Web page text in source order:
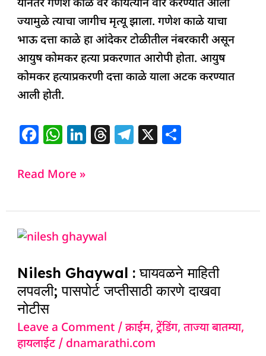
यानंतर गणेश काळे वर कोयत्याने वार करण्यात आला
ज्यामुळे त्याचा जागीच मृत्यू झाला. गणेश काळे याचा
भाऊ दत्ता काळे हा आंदेकर टोळीतील नंबरकारी असून
आयुष कोमकर हत्या प्रकरणात आरोपी होता. आयुष
कोमकर हत्याप्रकरणी दत्ता काळे याला अटक करण्यात
आली होती.
F
c
b
o
o
k
W
at
A
p
p
Li
dI
n
T
d
T
ra
X
Read More »
Nilesh Ghaywal : घायवळने माहिती
लपवली; पासपोर्ट जप्तीसाठी कारणे दाखवा
नोटीस
Leave a Comment /क्राईम,ट्रेंडिंग,ताज्या बातम्या,
हायलाईट/ dnamarathi.com
Nilesh
:
घायवळने
माहिती
लपवली;
पासपोर्ट